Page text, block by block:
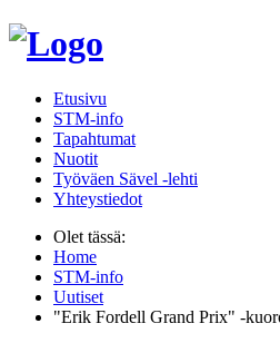
Etusivu
STM-info
Tapahtumat
Nuotit
Työväen Sävel -lehti
Yhteystiedot
Olet tässä:
Home
STM-info
Uutiset
"Erik Fordell Grand Prix" -